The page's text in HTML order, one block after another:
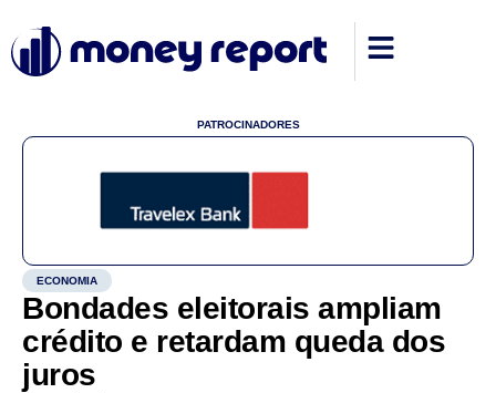
PATROCINADORES
ECONOMIA
Bondades eleitorais ampliam
crédito e retardam queda dos
juros